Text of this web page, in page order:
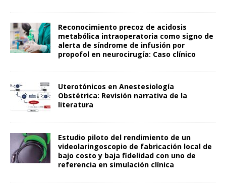
Reconocimiento precoz de acidosis
metabólica intraoperatoria como signo de
alerta de síndrome de infusión por
propofol en neurocirugía: Caso clínico
Uterotónicos en Anestesiología
Obstétrica: Revisión narrativa de la
literatura
Estudio piloto del rendimiento de un
videolaringoscopio de fabricación local de
bajo costo y baja fidelidad con uno de
referencia en simulación clínica